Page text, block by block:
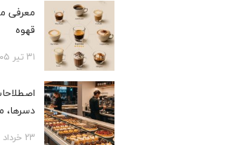
معرفی
قهوه
۳۱ تیر ۱۴۰۵
دسرها،
۲۳ خرداد ۱۴۰۵